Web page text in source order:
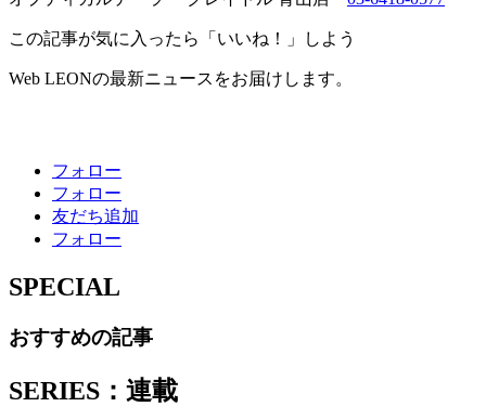
この記事が気に入ったら「いいね！」しよう
Web LEONの最新ニュースをお届けします。
フォロー
フォロー
友だち追加
フォロー
SPECIAL
おすすめの記事
SERIES：連載